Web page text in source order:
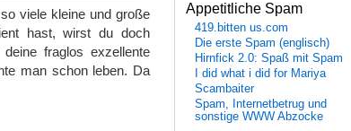
viele kleine und große
hast, wirst du doch
fraglos exzellente
man schon leben. Da
Appetitliche Spam
419.bitten us.com
Die erste Spam (englisch)
Hirnfick 2.0: Spaß mit Spam
I did what i did for Mariya
Scambaiter
Spam, Internetbetrug und
sonstige WWW Abzocke